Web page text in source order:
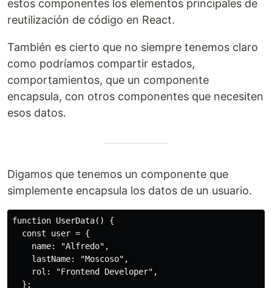
estos componentes los elementos principales de
reutilización de código en React.
También es cierto que no siempre tenemos claro
como podríamos compartir estados,
comportamientos, que un componente
encapsula, con otros componentes que necesiten
esos datos.
Digamos que tenemos un componente que
simplemente encapsula los datos de un usuario.
function UserData() {
  const user = {
    name: "Alfredo",
    lastName: "Moscoso",
    rol: "Frontend Developer",
  };